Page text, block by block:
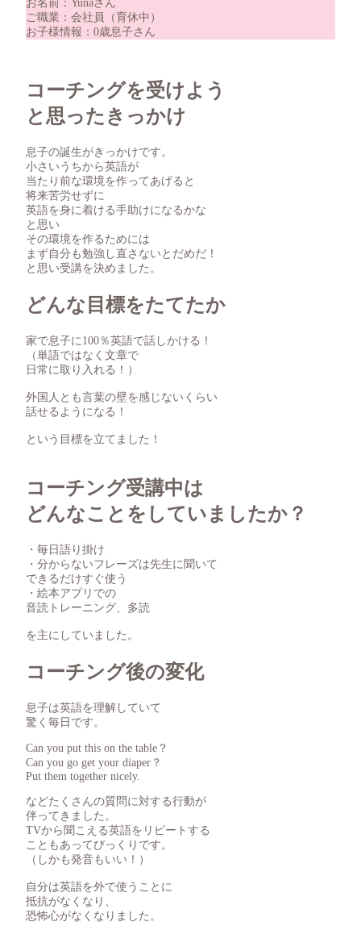
お名前：Yunaさん
ご職業：会社員（育休中）
お子様情報：0歳息子さん
コーチングを受けよう
と思ったきっかけ
息子の誕生がきっかけです。
小さいうちから英語が
当たり前な環境を作ってあげると
将来苦労せずに
英語を身に着ける手助けになるかな
と思い
その環境を作るためには
まず自分も勉強し直さないとだめだ！
と思い受講を決めました。
どんな目標をたてたか
家で息子に100％英語で話しかける！
（単語ではなく文章で
日常に取り入れる！）
外国人とも言葉の壁を感じないくらい
話せるようになる！
という目標を立てました！
コーチング受講中は
どんなことをしていましたか？
・毎日語り掛け
・分からないフレーズは先生に聞いて
できるだけすぐ使う
・絵本アプリでの
音読トレーニング、多読
を主にしていました。
コーチング後の変化
息子は英語を理解していて
驚く毎日です。
Can you put this on the table？
Can you go get your diaper？
Put them together nicely.
などたくさんの質問に対する行動が
伴ってきました。
TVから聞こえる英語をリピートする
こともあってびっくりです。
（しかも発音もいい！）
自分は英語を外で使うことに
抵抗がなくなり、
恐怖心がなくなりました。